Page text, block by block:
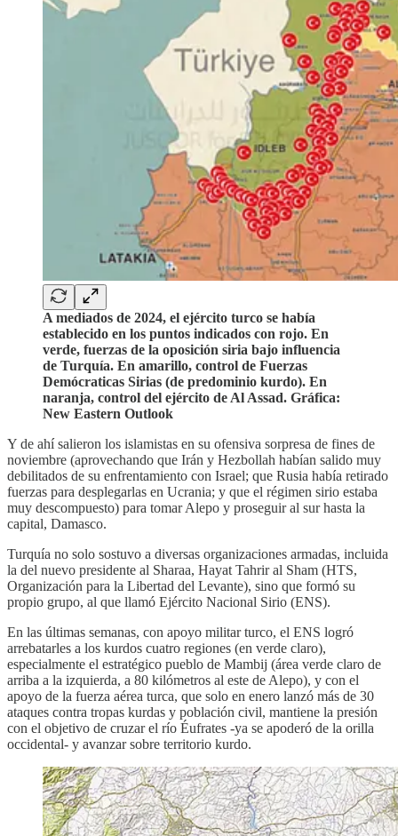
A mediados de 2024, el ejército turco se había
establecido en los puntos indicados con rojo. En
verde, fuerzas de la oposición siria bajo influencia
de Turquía. En amarillo, control de Fuerzas
Demócraticas Sirias (de predominio kurdo). En
naranja, control del ejército de Al Assad. Gráfica:
New Eastern Outlook
Y de ahí salieron los islamistas en su ofensiva sorpresa de fines de
noviembre (aprovechando que Irán y Hezbollah habían salido muy
debilitados de su enfrentamiento con Israel; que Rusia había retirado
fuerzas para desplegarlas en Ucrania; y que el régimen sirio estaba
muy descompuesto) para tomar Alepo y proseguir al sur hasta la
capital, Damasco.
Turquía no solo sostuvo a diversas organizaciones armadas, incluida
la del nuevo presidente al Sharaa, Hayat Tahrir al Sham (HTS,
Organización para la Libertad del Levante), sino que formó su
propio grupo, al que llamó Ejército Nacional Sirio (ENS).
En las últimas semanas, con apoyo militar turco, el ENS logró
arrebatarles a los kurdos cuatro regiones (en verde claro),
especialmente el estratégico pueblo de Mambij (área verde claro de
arriba a la izquierda, a 80 kilómetros al este de Alepo), y con el
apoyo de la fuerza aérea turca, que solo en enero lanzó más de 30
ataques contra tropas kurdas y población civil, mantiene la presión
con el objetivo de cruzar el río Éufrates -ya se apoderó de la orilla
occidental- y avanzar sobre territorio kurdo.